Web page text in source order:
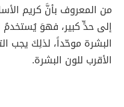
من المعروف بأنَّ كريم
إلى حدٍّ كبير، فهوَ يُستخدمُ
البشرة موحّداً، لذلِكَ يجب
الأقرب للون البشرة.